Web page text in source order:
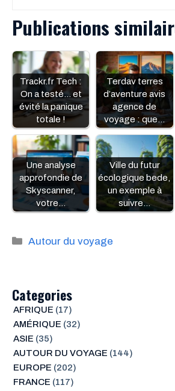
Publications
Trackr.fr Tech :
On a testé... et
évité la panique
totale !
Terdav terres
d’aventure avis
agence de
voyage : que…
Une analyse
approfondie de
Skyscanner,
votre…
Ville du futur
écologique bede,
un exemple à
suivre…
Catégories
Autour du voyage
Categories
AFRIQUE (17)
AMÉRIQUE (32)
ASIE (35)
AUTOUR DU VOYAGE (144)
EUROPE (202)
FRANCE (117)